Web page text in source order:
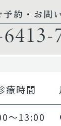
予約・お問
療時間
～13:00